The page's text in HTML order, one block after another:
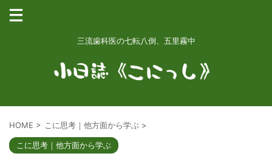
三流歯科医の七転八倒、五里霧中
HOME > こに思考｜他方面から学ぶ >
こに思考｜他方面から学ぶ